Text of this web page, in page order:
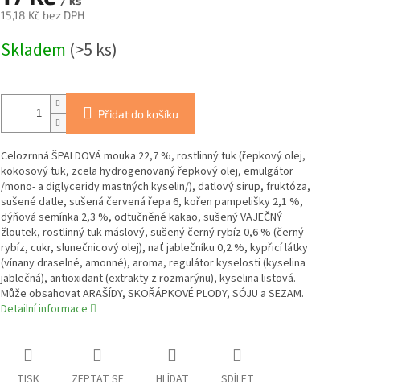
15,18 Kč bez DPH
cena:
Skladem (>5 ks)
Přidat do košíku
Celozrnná ŠPALDOVÁ mouka 22,7 %, rostlinný tuk (řepkový olej,
kokosový tuk, zcela hydrogenovaný řepkový olej, emulgátor
/mono- a diglyceridy mastných kyselin/), datlový sirup, fruktóza,
sušené datle, sušená červená řepa 6, kořen pampelišky 2,1 %,
dýňová semínka 2,3 %, odtučněné kakao, sušený VAJEČNÝ
žloutek, rostlinný tuk máslový, sušený černý rybíz 0,6 % (černý
rybíz, cukr, slunečnicový olej), nať jablečníku 0,2 %, kypřicí látky
(vínany draselné, amonné), aroma, regulátor kyselosti (kyselina
jablečná), antioxidant (extrakty z rozmarýnu), kyselina listová.
Může obsahovat ARAŠÍDY, SKOŘÁPKOVÉ PLODY, SÓJU a SEZAM.
Detailní informace
TISK ZEPTAT SE HLÍDAT SDÍLET